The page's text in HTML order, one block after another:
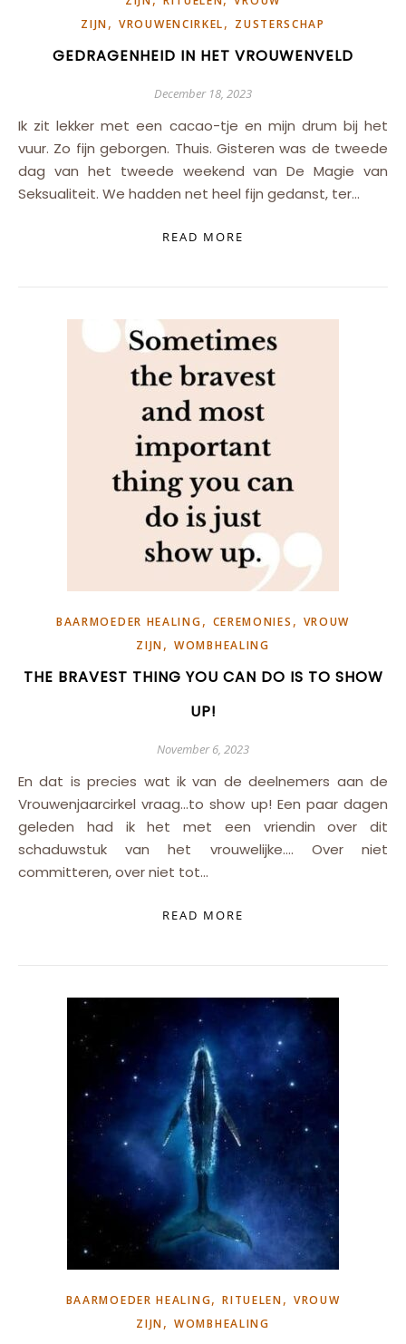
ZIJN, VROUWENCIRKEL, ZUSTERSCHAP
GEDRAGENHEID IN HET VROUWENVELD
December 18, 2023
Ik zit lekker met een cacao-tje en mijn drum bij het
vuur. Zo fijn geborgen. Thuis. Gisteren was de tweede
dag van het tweede weekend van De Magie van
Seksualiteit. We hadden net heel fijn gedanst, ter…
READ MORE
BAARMOEDER HEALING, CEREMONIES , VROUW
ZIJN,WOMBHEALING
THE BRAVEST THING YOU CAN DO IS TO SHOW
UP!
November 6, 2023
En dat is precies wat ik van de deelnemers aan de
Vrouwenjaarcirkel vraag…to show up! Een paar dagen
geleden had ik het met een vriendin over dit
schaduwstuk van het vrouwelijke…. Over niet
committeren, over niet tot…
READ MORE
BAARMOEDER HEALING,RITUELEN, VROUW
ZIJN,WOMBHEALING